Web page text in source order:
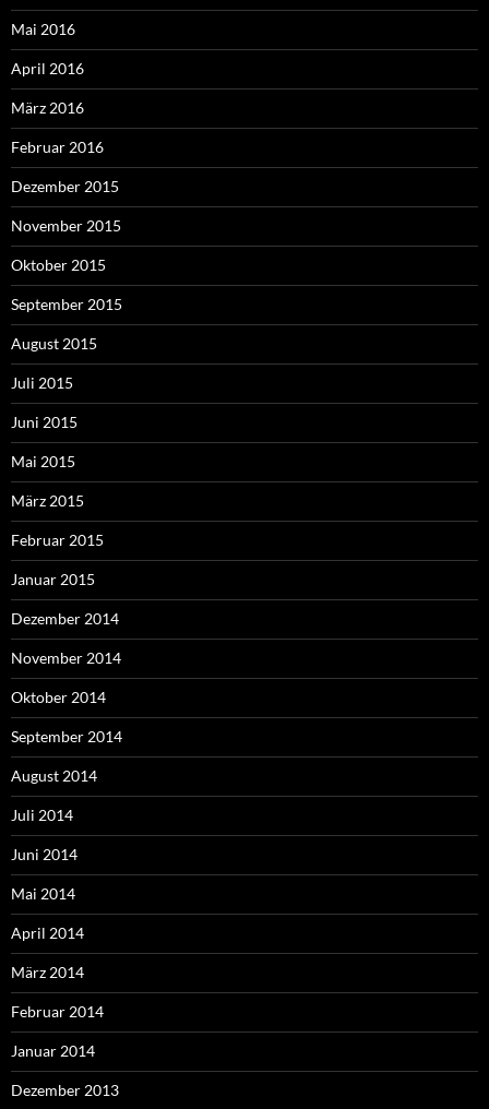
Mai 2016
April 2016
März 2016
Februar 2016
Dezember 2015
November 2015
Oktober 2015
September 2015
August 2015
Juli 2015
Juni 2015
Mai 2015
März 2015
Februar 2015
Januar 2015
Dezember 2014
November 2014
Oktober 2014
September 2014
August 2014
Juli 2014
Juni 2014
Mai 2014
April 2014
März 2014
Februar 2014
Januar 2014
Dezember 2013